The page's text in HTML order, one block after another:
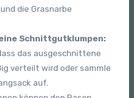
die Grasnarbe
Schnittgutklumpen:
das ausgeschnittene
verteilt wird oder sammle
auf.